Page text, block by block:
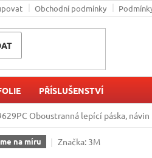
Obchodní podmínky
PŘÍSLUŠENSTVÍ
Oboustranná lepící páska, návin
na míru Značka: 3M